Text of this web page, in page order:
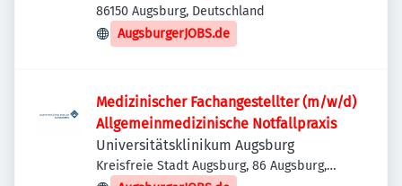
86150 Augsburg, Deutschland
AugsburgerJOBS.de
Medizinischer Fachangestellter (m/w/d)
Allgemeinmedizinische Notfallpraxis
Universitätsklinikum Augsburg
Kreisfreie Stadt Augsburg, 86 Augsburg,